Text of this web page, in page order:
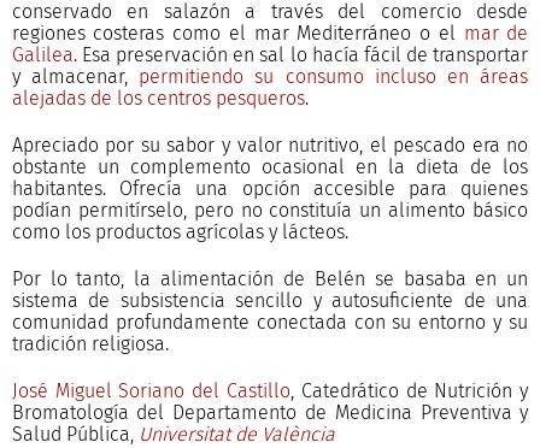
conservado en salazón a través del comercio desde
regiones costeras como el mar Mediterráneo o el mar de
Galilea. Esa preservación en sal lo hacía fácil de transportar
y almacenar, permitiendo su consumo incluso en áreas
alejadas de los centros pesqueros.
Apreciado por su sabor y valor nutritivo, el pescado era no
obstante un complemento ocasional en la dieta de los
habitantes. Ofrecía una opción accesible para quienes
podían permitírselo, pero no constituía un alimento básico
como los productos agrícolas y lácteos.
Por lo tanto, la alimentación de Belén se basaba en un
sistema de subsistencia sencillo y autosuficiente de una
comunidad profundamente conectada con su entorno y su
tradición religiosa.
José Miguel Soriano del Castillo, Catedrático de Nutrición y
Bromatología del Departamento de Medicina Preventiva y
Salud Pública, Universitat de València